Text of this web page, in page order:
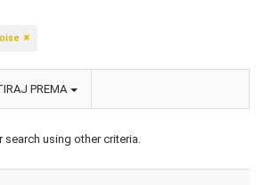
PREMA
search using other criteria.